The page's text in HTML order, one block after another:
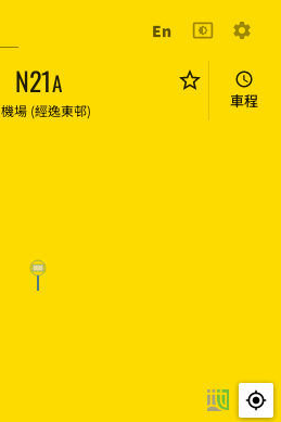
En
N21A
機場 (經逸東邨) 車程